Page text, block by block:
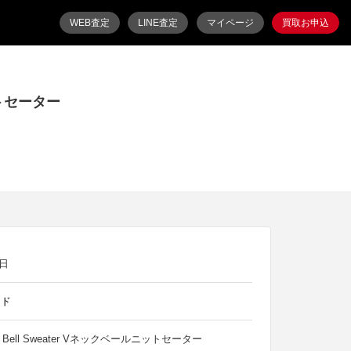
WEB査定 LINE査定 マイページ 買取お申込
ーター
Sweater Vネックベールニットセーター